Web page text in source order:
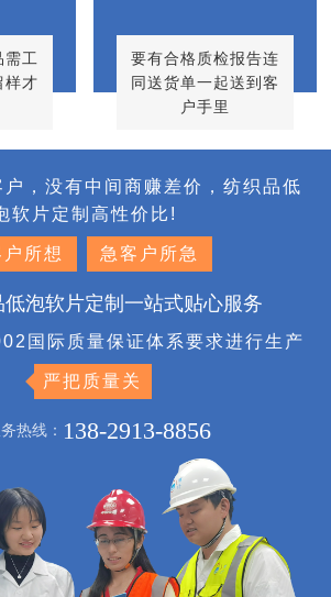
需工
样才
要有合格质检报告连
同送货单一起送到客
户手里
户，没有中间商赚差价，纺织品低
软片定制高性价比!
所想 急客户所急
泡软片定制一站式贴心服务
国际质量保证体系要求进行生产
严把质量关
热线： 138-2913-8856